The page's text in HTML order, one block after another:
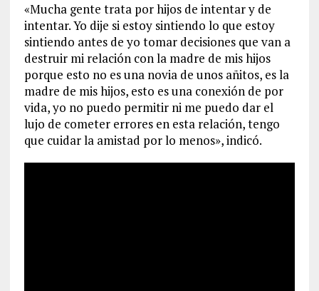
«Mucha gente trata por hijos de intentar y de
intentar. Yo dije si estoy sintiendo lo que estoy
sintiendo antes de yo tomar decisiones que van a
destruir mi relación con la madre de mis hijos
porque esto no es una novia de unos añitos, es la
madre de mis hijos, esto es una conexión de por
vida, yo no puedo permitir ni me puedo dar el
lujo de cometer errores en esta relación, tengo
que cuidar la amistad por lo menos», indicó.